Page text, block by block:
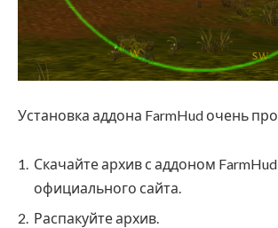
Установка аддона FarmHud очень
Скачайте архив с аддоном FarmHud
официального сайта.
Распакуйте архив.